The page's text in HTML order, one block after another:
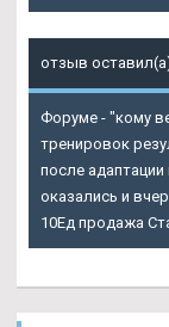
отзыв
Форуме - "кому
тренировок
после адаптации
оказались и
10Ед продажа